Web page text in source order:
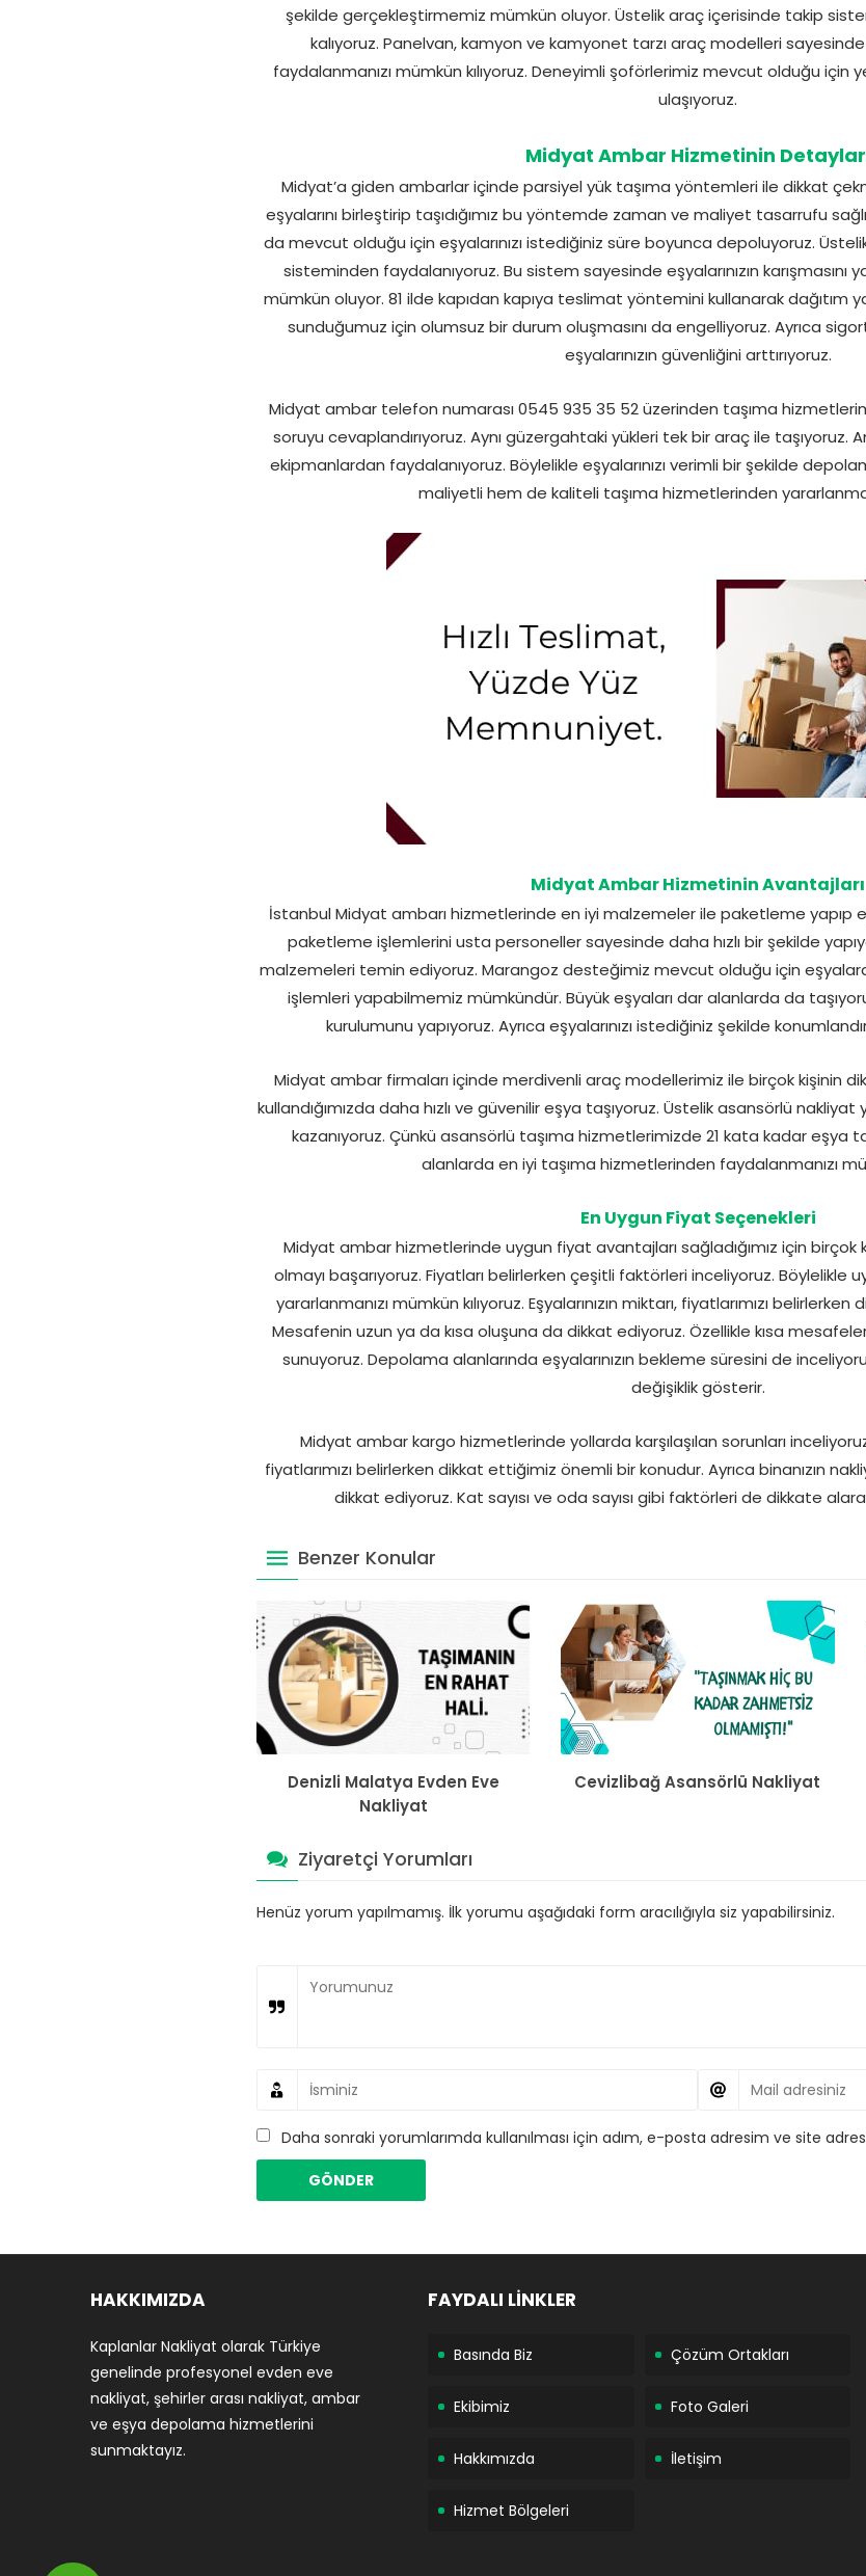
şekilde gerçekleştirmemiz mümkün oluyor. Üstelik araç içerisinde takip
kalıyoruz. Panelvan, kamyon ve kamyonet tarzı araç modelleri
faydalanmanızı mümkün kılıyoruz. Deneyimli şoförlerimiz mevcut olduğu için
ulaşıyoruz.
Midyat Ambar Hizmetinin
Midyat’a giden ambarlar içinde parsiyel yük taşıma yöntemleri ile dikkat
eşyalarını birleştirip taşıdığımız bu yöntemde zaman ve maliyet tasarrufu
da mevcut olduğu için eşyalarınızı istediğiniz süre boyunca depoluyoruz.
sisteminden faydalanıyoruz. Bu sistem sayesinde eşyalarınızın karışmasını
mümkün oluyor. 81 ilde kapıdan kapıya teslimat yöntemini kullanarak dağıtım
sunduğumuz için olumsuz bir durum oluşmasını da engelliyoruz. Ayrıca
eşyalarınızın güvenliğini arttırıyoruz.
Midyat ambar telefon numarası 0545 935 35 52 üzerinden taşıma
soruyu cevaplandırıyoruz. Aynı güzergahtaki yükleri tek bir araç ile
ekipmanlardan faydalanıyoruz. Böylelikle eşyalarınızı verimli bir şekilde
maliyetli hem de kaliteli taşıma hizmetlerinden
Midyat Ambar Hizmetinin Avantajları
İstanbul Midyat ambarı hizmetlerinde en iyi malzemeler ile paketleme yapıp
paketleme işlemlerini usta personeller sayesinde daha hızlı bir şekilde
malzemeleri temin ediyoruz. Marangoz desteğimiz mevcut olduğu için
işlemleri yapabilmemiz mümkündür. Büyük eşyaları dar alanlarda da
kurulumunu yapıyoruz. Ayrıca eşyalarınızı istediğiniz şekilde
Midyat ambar firmaları içinde merdivenli araç modellerimiz ile birçok kişinin
kullandığımızda daha hızlı ve güvenilir eşya taşıyoruz. Üstelik asansörlü
kazanıyoruz. Çünkü asansörlü taşıma hizmetlerimizde 21 kata kadar eşya
alanlarda en iyi taşıma hizmetlerinden faydalanmanızı
En Uygun Fiyat Seçenekleri
Midyat ambar hizmetlerinde uygun fiyat avantajları sağladığımız için
olmayı başarıyoruz. Fiyatları belirlerken çeşitli faktörleri inceliyoruz. Böylelikle
yararlanmanızı mümkün kılıyoruz. Eşyalarınızın miktarı, fiyatlarımızı
Mesafenin uzun ya da kısa oluşuna da dikkat ediyoruz. Özellikle kısa
sunuyoruz. Depolama alanlarında eşyalarınızın bekleme süresini de
değişiklik gösterir.
Midyat ambar kargo hizmetlerinde yollarda karşılaşılan sorunları
fiyatlarımızı belirlerken dikkat ettiğimiz önemli bir konudur. Ayrıca binanızın
dikkat ediyoruz. Kat sayısı ve oda sayısı gibi faktörleri de dikkate
Benzer Konular
Denizli Malatya Evden Eve
Nakliyat
Cevizlibağ Asansörlü Nakliyat
Ziyaretçi Yorumları
Henüz yorum yapılmamış. İlk yorumu aşağıdaki form aracılığıyla siz yapabilirsiniz.
Daha sonraki yorumlarımda kullanılması için adım, e-posta adresim ve site
HAKKIMIZDA
Kaplanlar Nakliyat olarak Türkiye
genelinde profesyonel evden eve
nakliyat, şehirler arası nakliyat, ambar
ve eşya depolama hizmetlerini
sunmaktayız.
FAYDALI LİNKLER
Basında Biz Çözüm Ortakları
Ekibimiz Foto Galeri
Hakkımızda İletişim
Hizmet Bölgeleri